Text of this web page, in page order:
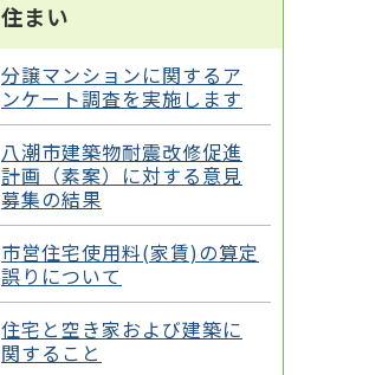
住まい
分譲マンションに関するア
ンケート調査を実施します
八潮市建築物耐震改修促進
計画（素案）に対する意見
募集の結果
市営住宅使用料(家賃)の算定
誤りについて
住宅と空き家および建築に
関すること